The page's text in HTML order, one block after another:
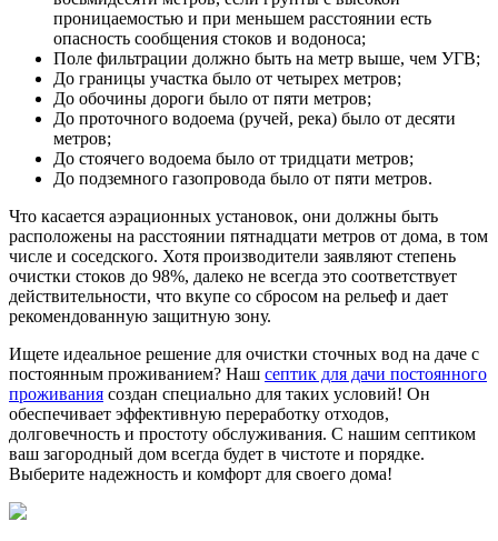
проницаемостью и при меньшем расстоянии есть
опасность сообщения стоков и водоноса;
Поле фильтрации должно быть на метр выше, чем УГВ;
До границы участка было от четырех метров;
До обочины дороги было от пяти метров;
До проточного водоема (ручей, река) было от десяти
метров;
До стоячего водоема было от тридцати метров;
До подземного газопровода было от пяти метров.
Что касается аэрационных установок, они должны быть
расположены на расстоянии пятнадцати метров от дома, в том
числе и соседского. Хотя производители заявляют степень
очистки стоков до 98%, далеко не всегда это соответствует
действительности, что вкупе со сбросом на рельеф и дает
рекомендованную защитную зону.
Ищете идеальное решение для очистки сточных вод на даче с
постоянным проживанием? Наш септик для дачи постоянного
проживания создан специально для таких условий! Он
обеспечивает эффективную переработку отходов,
долговечность и простоту обслуживания. С нашим септиком
ваш загородный дом всегда будет в чистоте и порядке.
Выберите надежность и комфорт для своего дома!